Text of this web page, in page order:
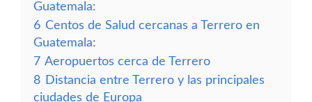
Guatemala:
6 Centos de Salud cercanas a Terrero en
Guatemala:
7 Aeropuertos cerca de Terrero
8 Distancia entre Terrero y las principales
ciudades de Europa